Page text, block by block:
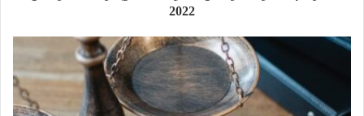
2022